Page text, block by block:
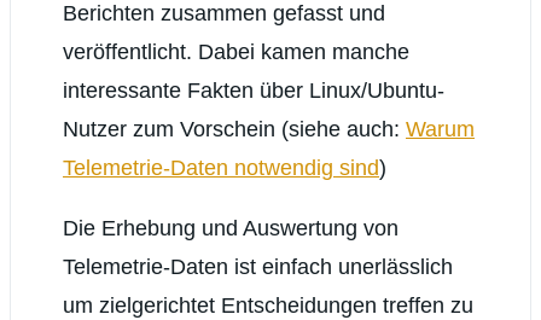
Berichten zusammen gefasst und
veröffentlicht. Dabei kamen manche
interessante Fakten über Linux/Ubuntu-
Nutzer zum Vorschein (siehe auch: Warum
Telemetrie-Daten notwendig sind)
Die Erhebung und Auswertung von
Telemetrie-Daten ist einfach unerlässlich
um zielgerichtet Entscheidungen treffen zu